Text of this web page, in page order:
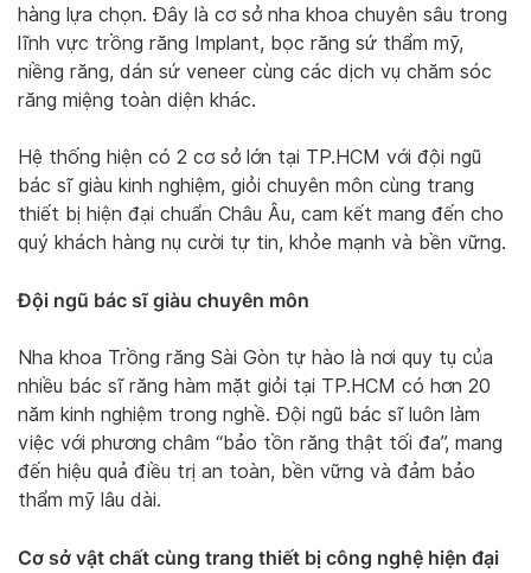
hàng lựa chọn. Đây là cơ sở nha khoa chuyên sâu trong
lĩnh vực trồng răng Implant, bọc răng sứ thẩm mỹ,
niềng răng, dán sứ veneer cùng các dịch vụ chăm sóc
răng miệng toàn diện khác.
Hệ thống hiện có 2 cơ sở lớn tại TP.HCM với đội ngũ
bác sĩ giàu kinh nghiệm, giỏi chuyên môn cùng trang
thiết bị hiện đại chuẩn Châu Âu, cam kết mang đến cho
quý khách hàng nụ cười tự tin, khỏe mạnh và bền vững.
Đội ngũ bác sĩ giàu chuyên môn
Nha khoa Trồng răng Sài Gòn tự hào là nơi quy tụ của
nhiều bác sĩ răng hàm mặt giỏi tại TP.HCM có hơn 20
năm kinh nghiệm trong nghề. Đội ngũ bác sĩ luôn làm
việc với phương châm “bảo tồn răng thật tối đa”, mang
đến hiệu quả điều trị an toàn, bền vững và đảm bảo
thẩm mỹ lâu dài.
Cơ sở vật chất cùng trang thiết bị công nghệ hiện đại